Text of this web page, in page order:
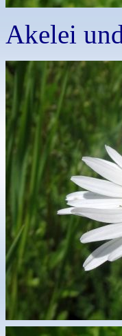
Akelei